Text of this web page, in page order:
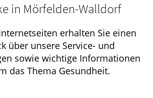
in Mörfelden-Walldorf
erhalten Sie einen
über unsere Service- und
sowie wichtige Informationen
das Thema Gesundheit.